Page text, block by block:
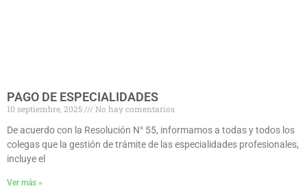
PAGO DE ESPECIALIDADES
10 septiembre, 2025
No hay comentarios
De acuerdo con la Resolución N° 55, informamos a todas y todos los
colegas que la gestión de trámite de las especialidades profesionales,
incluye el
Ver más »